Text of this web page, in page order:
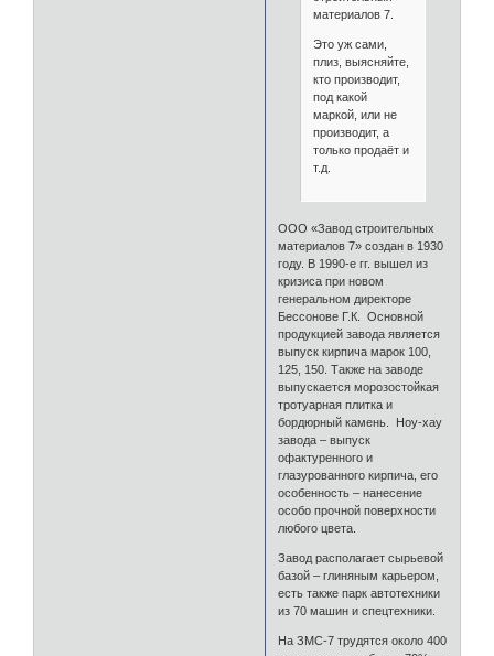
материалов 7.
Это уж сами,
плиз, выясняйте,
кто производит,
под какой
маркой, или не
производит, а
только продаёт и
т.д.
ООО «Завод строительных
материалов 7» создан в 1930
году. В 1990-е гг. вышел из
кризиса при новом
генеральном директоре
Бессонове Г.К. Основной
продукцией завода является
выпуск кирпича марок 100,
125, 150. Также на заводе
выпускается морозостойкая
тротуарная плитка и
бордюрный камень. Ноу-хау
завода – выпуск
офактуренного и
глазурованного кирпича, его
особенность – нанесение
особо прочной поверхности
любого цвета.
Завод располагает сырьевой
базой – глиняным карьером,
есть также парк автотехники
из 70 машин и спецтехники.
На ЗМС-7 трудятся около 400